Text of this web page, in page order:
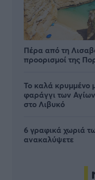
Πέρα από τη
προορισμοί της
Το καλά κρυμμένο
φαράγγι των
στο Λιβυκό
6 γραφικά χωριά
ανακαλύψετε